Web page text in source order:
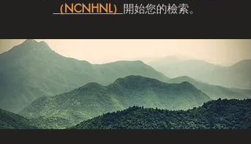
（NCNHNL） 開始您的檢索。